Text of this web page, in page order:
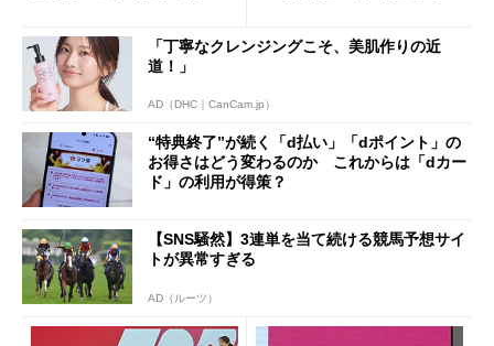
「丁寧なクレンジングこそ、美肌作りの近
道！」
AD（DHC｜CanCam.jp）
“特典終了”が続く「d払い」「dポイント」の
お得さはどう変わるのか これからは「dカー
ド」の利用が得策？
【SNS騒然】3連単を当て続ける競馬予想サイ
トが異常すぎる
AD（ルーツ）